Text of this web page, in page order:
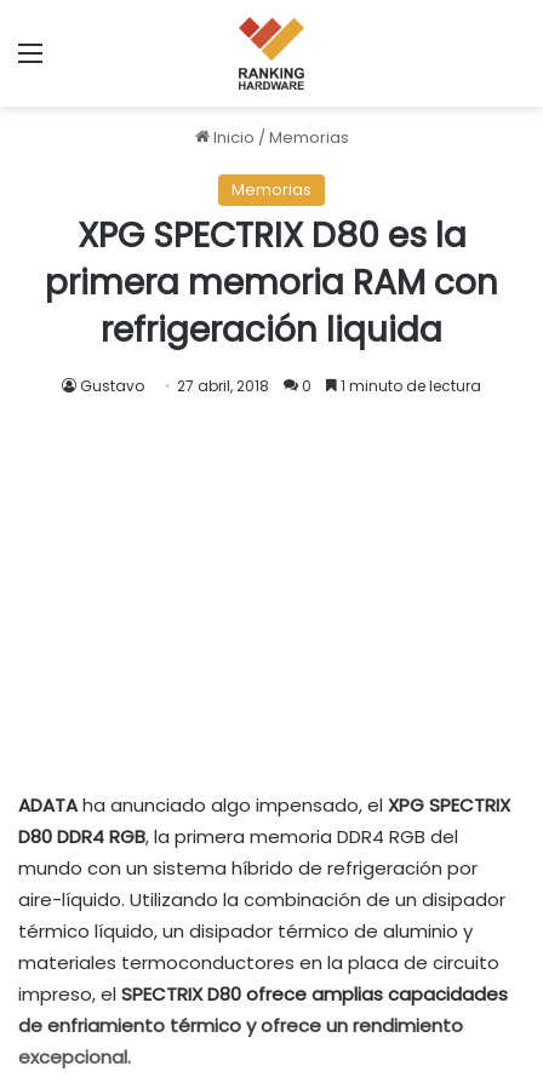
Inicio /Memorias
Memorias
XPG SPECTRIX D80 es la
primera memoria RAM con
refrigeración liquida
Gustavo 27 abril, 2018 0 1 minuto de lectura
ADATAha anunciado algo impensado, elXPG SPECTRIX
D80 DDR4 RGB, la primera memoria DDR4 RGB del
mundo con un sistema híbrido de refrigeración por
aire-líquido. Utilizando la combinación de un disipador
térmico líquido, un disipador térmico de aluminio y
materiales termoconductores en la placa de circuito
impreso, elSPECTRIX D80 ofrece amplias capacidades
de enfriamiento térmico y ofrece un rendimiento
excepcional.